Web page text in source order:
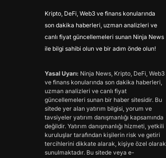
Kripto, DeFi, Web3 ve finans konularında
son dakika haberleri, uzman analizleri ve
canlı fiyat güncellemeleri sunan Ninja News
ile bilgi sahibi olun ve bir adım önde olun!
Yasal Uyarı: Ninja News, Kripto, DeFi, Web3
ve finans konularında son dakika haberleri,
uzman analizleri ve canlı fiyat
güncellemeleri sunan bir haber sitesidir. Bu
sitede yer alan yatırım bilgisi, yorum ve
tavsiyeler yatırım danışmanlığı kapsamında
değildir. Yatırım danışmanlığı hizmeti, yetkili
kuruluşlar tarafından kişilerin risk ve getiri
tercihlerini dikkate alarak, kişiye özel olarak
sunulmaktadır. Bu sitede veya e-